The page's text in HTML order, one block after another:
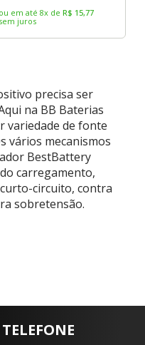
ou em até 8x de R$ 15,77
sem juros
precisa ser
na BB Baterias
variedade de fonte
vários mecanismos
BestBattery
carregamento,
circuito, contra
sobretensão.